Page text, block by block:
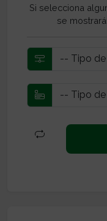
Si selecciona
se